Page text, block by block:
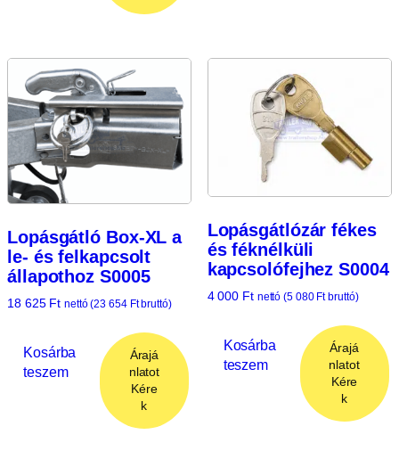
Lopásgátló Box-XL a
le- és felkapcsolt
állapothoz S0005
18 625 Ft nettó (23 654 Ftbruttó)
Kosárba
teszem
Árajá
nlatot
Kére
k
Lopásgátlózár fékes
és féknélküli
kapcsolófejhez S0004
4 000 Ft nettó (5 080 Ftbruttó)
Kosárba
teszem
Árajá
nlatot
Kére
k